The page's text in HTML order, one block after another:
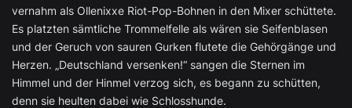
vernahm als Ollenixxe Riot-Pop-Bohnen in den Mixer schüttete.
Es platzten sämtliche Trommelfelle als wären sie Seifenblasen
und der Geruch von sauren Gurken flutete die Gehörgänge und
Herzen. „Deutschland versenken!“ sangen die Sternen im
Himmel und der Hinmel verzog sich, es begann zu schütten,
denn sie heulten dabei wie Schlosshunde.